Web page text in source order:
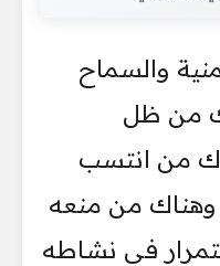
والسماح
من ظل
من انتسب
من منعه
في نشاطه